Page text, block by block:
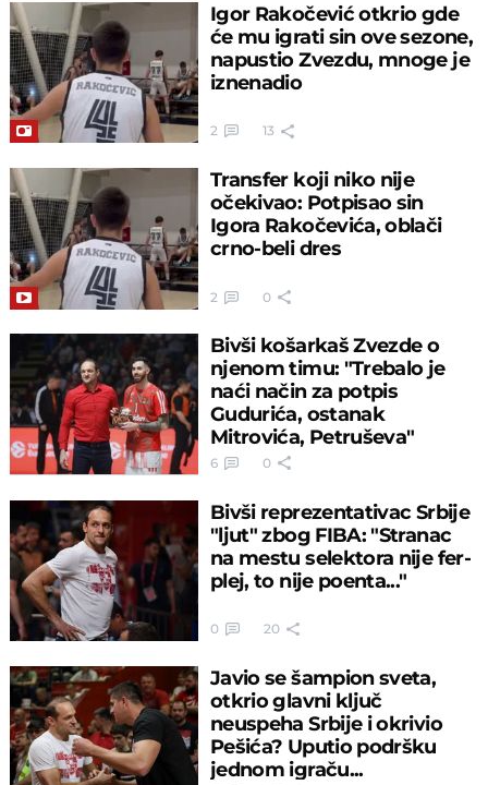
Igor Rakočević otkrio gde
će mu igrati sin ove sezone,
napustio Zvezdu, mnoge je
iznenadio
2 13
Transfer koji niko nije
očekivao: Potpisao sin
Igora Rakočevića, oblači
crno-beli dres
2 0
Bivši košarkaš Zvezde o
njenom timu: "Trebalo je
naći način za potpis
Gudurića, ostanak
Mitrovića, Petruševa"
6 0
Bivši reprezentativac Srbije
"ljut" zbog FIBA: "Stranac
na mestu selektora nije fer-
plej, to nije poenta..."
0 20
Javio se šampion sveta,
otkrio glavni ključ
neuspeha Srbije i okrivio
Pešića? Uputio podršku
jednom igraču...